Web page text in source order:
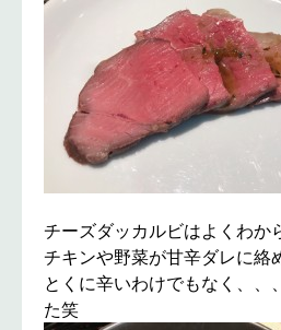
チーズダッカルビはよくわか
チキンや野菜が甘辛ダレに絡
とくに辛いわけでもなく、、
た笑